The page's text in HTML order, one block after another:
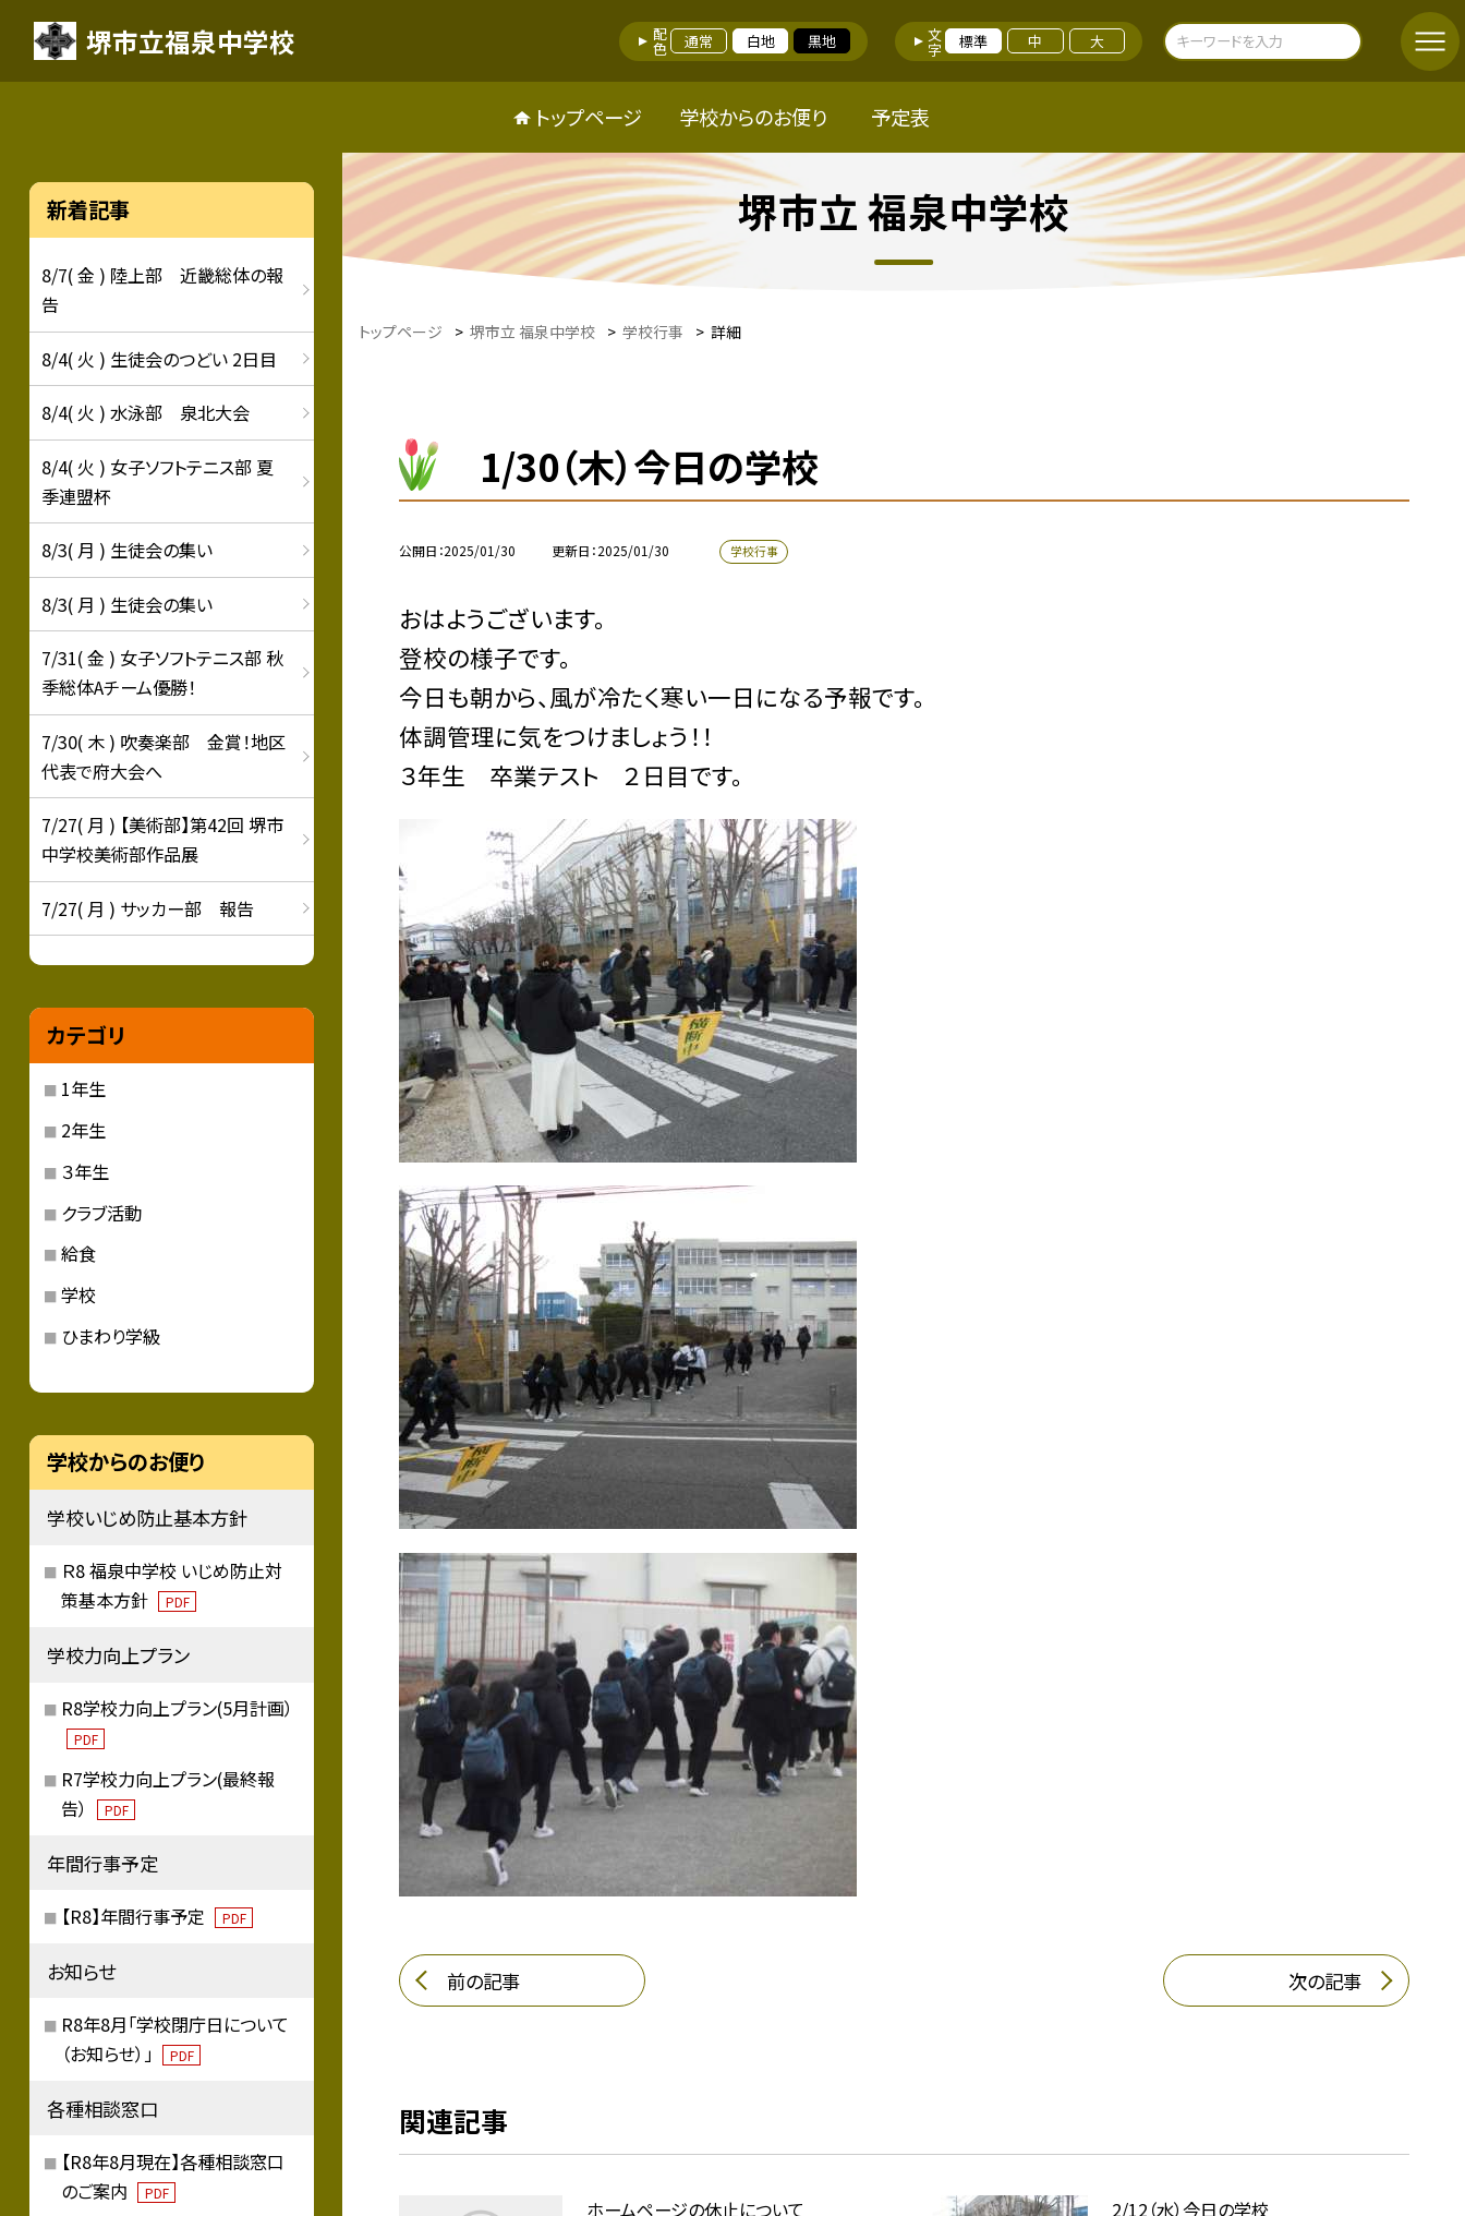
堺市立福泉中学校 配色 通常 白地 黒地 文字 標準 中 大
トップページ 学校からのお便り 予定表
堺市立 福泉中学校
トップページ > 堺市立 福泉中学校 > 学校行事 > 詳細
1/30（木）今日の学校
公開日 2025/01/30 更新日 2025/01/30 学校行事
おはようございます。
登校の様子です。
今日も朝から、風が冷たく寒い一日になる予報です。
体調管理に気をつけましょう！！
３年生 卒業テスト ２日目です。
前の記事 次の記事
関連記事
ホームページの休止について 2/12（水）今日の学校
新着記事
8/7( 金 ) 陸上部 近畿総体の報
告
8/4( 火 ) 生徒会のつどい 2日目
8/4( 火 ) 水泳部 泉北大会
8/4( 火 ) 女子ソフトテニス部 夏
季連盟杯
8/3( 月 ) 生徒会の集い
8/3( 月 ) 生徒会の集い
7/31( 金 ) 女子ソフトテニス部 秋
季総体Aチーム優勝！
7/30( 木 ) 吹奏楽部 金賞！地区
代表で府大会へ
7/27( 月 ) 【美術部】第42回 堺市
中学校美術部作品展
7/27( 月 ) サッカー部 報告
カテゴリ
1年生
2年生
３年生
クラブ活動
給食
学校
ひまわり学級
学校からのお便り
学校いじめ防止基本方針
Ｒ8 福泉中学校 いじめ防止対
策基本方針
PDF
学校力向上プラン
R8学校力向上プラン(5月計画）
PDF
R7学校力向上プラン(最終報
告）
PDF
年間行事予定
【R8】年間行事予定 PDF
お知らせ
R8年8月「学校閉庁日について
（お知らせ）」
PDF
各種相談窓口
【R8年8月現在】各種相談窓口
のご案内
PDF